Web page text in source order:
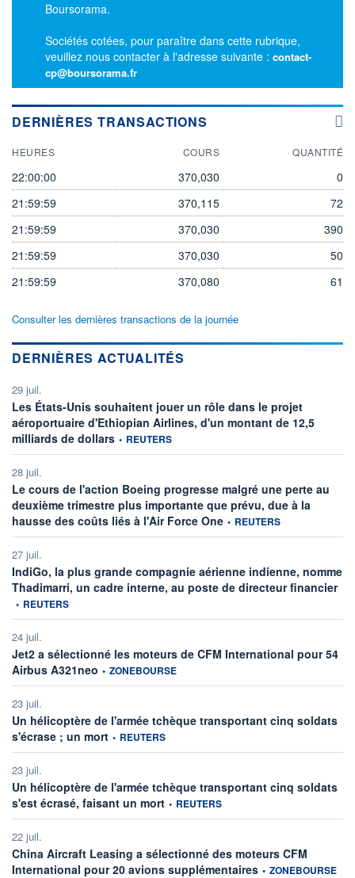
Boursorama.
Sociétés cotées, pour paraître dans cette rubrique,
veuillez nous contacter à l'adresse suivante : contact-
cp@boursorama.fr
DERNIÈRES TRANSACTIONS
HEURES COURS QUANTITÉ
22:00:00 370,030
0
21:59:59
370,115
72
21:59:59
370,030
390
21:59:59
370,030
50
21:59:59
370,080 61
Consulter les dernières transactions de la journée
DERNIÈRES ACTUALITÉS
29 juil.
Les États-Unis souhaitent jouer un rôle dans le projet
aéroportuaire d'Ethiopian Airlines, d'un montant de 12,5
milliards de dollars information fournie par
• REUTERS
28 juil.
Le cours de l'action Boeing progresse malgré une perte au
deuxième trimestre plus importante que prévu, due à la
hausse des coûts liés à l'Air Force One information fournie par
• REUTERS
27 juil.
IndiGo, la plus grande compagnie aérienne indienne, nomme
Thadimarri, un cadre interne, au poste de directeur financier
• REUTERS
24 juil.
Jet2 a sélectionné les moteurs de CFM International pour 54
Airbus A321neo information fournie par
• ZONEBOURSE
23 juil.
Un hélicoptère de l'armée tchèque transportant cinq soldats
s'écrase ; un mortinformation fournie par
• REUTERS
23 juil.
Un hélicoptère de l'armée tchèque transportant cinq soldats
s'est écrasé, faisant un mortinformation fournie par
• REUTERS
22 juil.
China Aircraft Leasing a sélectionné des moteurs CFM
International pour 20 avions supplémentaires information fournie par
• ZONEBOURSE